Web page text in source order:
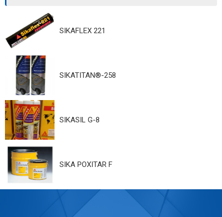
SIKAFLEX 221
SIKATITAN®-258
SIKASIL G-8
SIKA POXITAR F